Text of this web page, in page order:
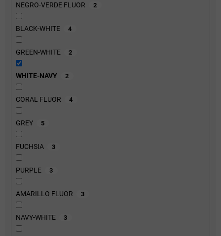
NEGRO-VERDE FLUOR 2
BLACK-WHITE 4
GREEN-WHITE 2
WHITE-NAVY 2
CORAL FLUOR 4
GREY 5
FUCHSIA 3
PURPLE 3
AMARILLO FLUOR 3
NAVY-WHITE 3